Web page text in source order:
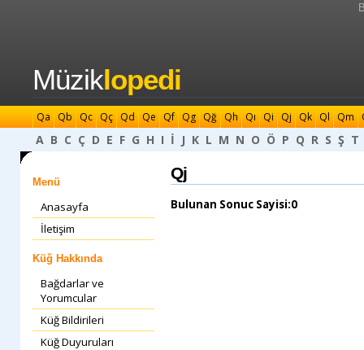
Müziklopedi
Qa Qb Qc Qç Qd Qe Qf Qg Qğ Qh Qı Qi Qj Qk Ql Qm
A B C Ç D E F G H I İ J K L M N O Ö P Q R S Ş T
Menü
Anasayfa
İletişim
Küğ Hakkında
Bağdarlar ve
Yorumcular
Küğ Bildirileri
Küğ Duyuruları
Qj
Bulunan Sonuc Sayisi:0